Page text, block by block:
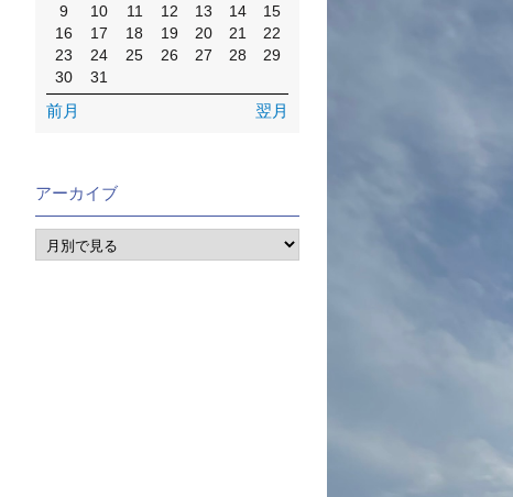
9
10 11 12 13 14
15
16
17 18 19 20 21
22
23
24 25 26 27 28
29
30
31
前月 翌月
アーカイブ